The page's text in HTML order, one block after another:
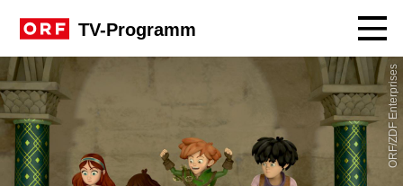
TV-Programm
ORF/ZDF Enterprises